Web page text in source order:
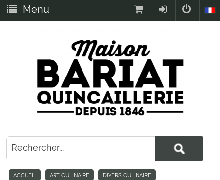
Menu
ACCUEIL ART CULINAIRE DIVERS CULINAIRE